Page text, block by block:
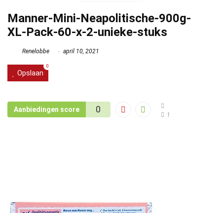
Manner-Mini-Neapolitische-900g-
XL-Pack-60-x-2-unieke-stuks
Renelobbe april 10, 2021
Opslaan
0
Aanbiedingen score 0
1